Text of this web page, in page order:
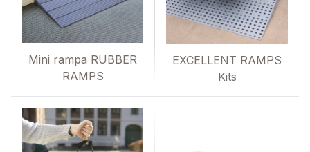
Mini rampa RUBBER
RAMPS
EXCELLENT RAMPS
Kits